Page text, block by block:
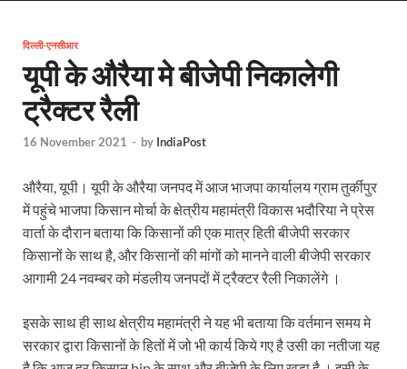
Uttarakhand Female Boxer: मुख्यमंत्री धामी से मिलीं
Shri Ram Mandir: श्रीराम मंदिर चढ़ावा चोरी के
CM Yogi Barabanki Visit: मुख्यमंत्री योगी आदित्यनाथ
The Kshitij Show: द क्षितिज शो में पहुंचे जुयाल और
West Bengal Rajya Sabha By-Election: चुनाव
दिल्ली-एनसीआर
यूपी के औरैया मे बीजेपी निकालेगी
ट्रैक्टर रैली
16 November 2021 - by IndiaPost
औरैया, यूपी। यूपी के औरैया जनपद में आज भाजपा कार्यालय ग्राम तुर्कीपुर
में पहुंचे भाजपा किसान मोर्चा के क्षेत्रीय महामंत्री विकास भदौरिया ने प्रेस
वार्ता के दौरान बताया कि किसानों की एक मात्र हिती बीजेपी सरकार
किसानों के साथ है, और किसानों की मांगों को मानने वाली बीजेपी सरकार
आगामी 24 नवम्बर को मंडलीय जनपदों में ट्रैक्टर रैली निकालेंगे ।
इसके साथ ही साथ क्षेत्रीय महामंत्री ने यह भी बताया कि वर्तमान समय मे
सरकार द्वारा किसानों के हितों में जो भी कार्य किये गए है उसी का नतीजा यह